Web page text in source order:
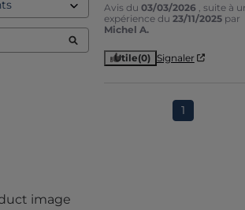
Avis du 03/03/2026
, suite à
expérience du 23/11/2025 par
Michel A.
Utile(0) Signaler
1